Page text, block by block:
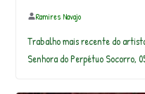
Ramires Navajo
Trabalho mais recente do
Senhora do Perpétuo Socorro,